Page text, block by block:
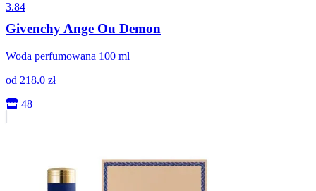
3.84
Givenchy Ange Ou Demon
Woda perfumowana 100 ml
od 218.0 zł
48